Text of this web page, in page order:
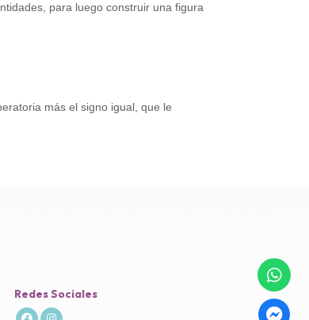
para luego construir una figura
más el signo igual, que le
Redes Sociales